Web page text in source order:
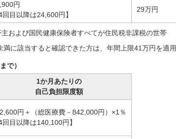
円
4回目以降は24,600円】
29万円
および国民健康保険者すべてが住民税非課税の世帯
に該当すると確認できた方は、年間上限41万円を適用
で）
1か月あたりの
自己負担限度額
円＋（総医療費－842,000円）×1％
4回目以降は140,100円】